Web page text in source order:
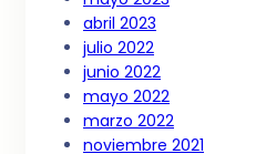
abril 2023
julio 2022
junio 2022
mayo 2022
marzo 2022
noviembre 2021